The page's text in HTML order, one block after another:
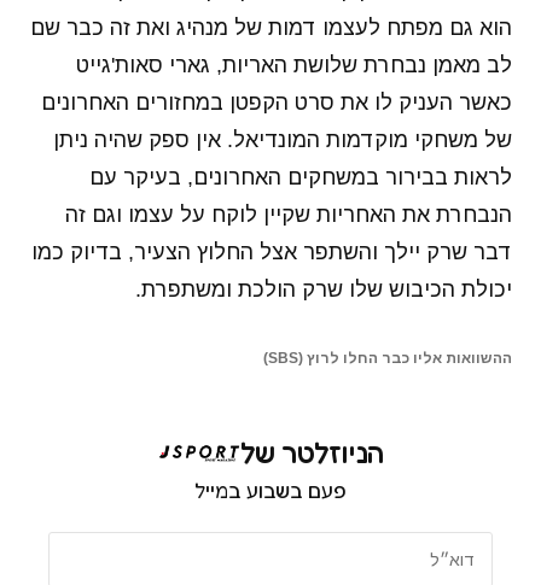
הוא גם מפתח לעצמו דמות של מנהיג ואת זה כבר שם
לב מאמן נבחרת שלושת האריות, גארי סאות'גייט
כאשר העניק לו את סרט הקפטן במחזורים האחרונים
של משחקי מוקדמות המונדיאל. אין ספק שהיה ניתן
לראות בבירור במשחקים האחרונים, בעיקר עם
הנבחרת את האחריות שקיין לוקח על עצמו וגם זה
דבר שרק יילך והשתפר אצל החלוץ הצעיר, בדיוק כמו
יכולת הכיבוש שלו שרק הולכת ומשתפרת.
ההשוואות אליו כבר החלו לרוץ (SBS)
הניוזלטר של
פעם בשבוע במייל